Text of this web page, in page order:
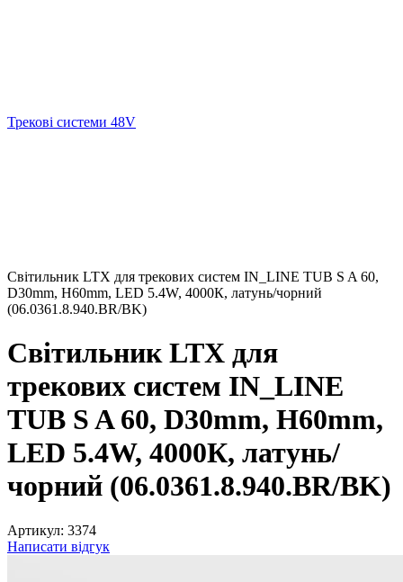
Трекові системи 48V
Світильник LTX для трекових систем IN_LINE TUB S A 60,
D30mm, H60mm, LED 5.4W, 4000К, латунь/чорний
(06.0361.8.940.BR/BK)
Світильник LTX для
трекових систем IN_LINE
TUB S A 60, D30mm, H60mm,
LED 5.4W, 4000К, латунь/
чорний (06.0361.8.940.BR/BK)
Артикул: 3374
Написати відгук